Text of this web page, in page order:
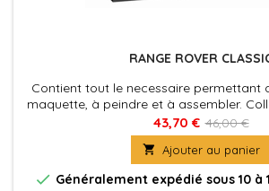
RANGE ROVER
Contient tout le necessaire permettant
maquette, à peindre et à assembler.
incluses.
43,70 € 46,00 €
 Ajouter au panier
 Généralement expédié sous 10 à